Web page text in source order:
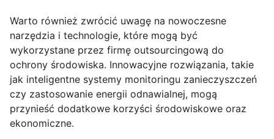
Warto również zwrócić uwagę na nowoczesne
narzędzia i technologie, które mogą być
wykorzystane przez firmę outsourcingową do
ochrony środowiska. Innowacyjne rozwiązania, takie
jak inteligentne systemy monitoringu zanieczyszczeń
czy zastosowanie energii odnawialnej, mogą
przynieść dodatkowe korzyści środowiskowe oraz
ekonomiczne.